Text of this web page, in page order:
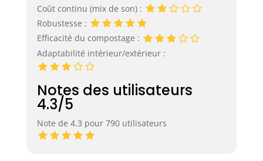
Coût continu (mix de son) :
Robustesse :
Efficacité du compostage :
Adaptabilité intérieur/extérieur :
Notes des utilisateurs
4.3/5
Note de 4.3 pour 790 utilisateurs